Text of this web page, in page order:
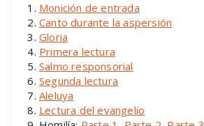
Monición de entrada
Canto durante la aspersión
Gloria
Primera lectura
Salmo responsorial
Segunda lectura
Aleluya
Lectura del evangelio